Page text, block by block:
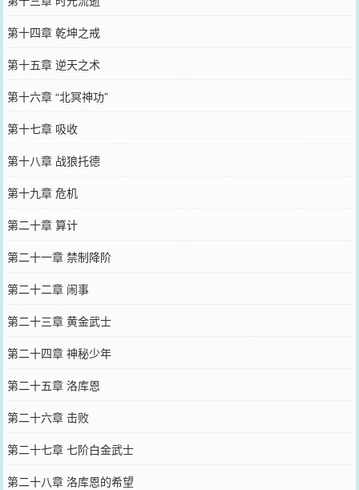
第十四章 乾坤之戒
第十五章 逆天之术
第十六章 “北冥神功”
第十七章 吸收
第十八章 战狼托德
第十九章 危机
第二十章 算计
第二十一章 禁制降阶
第二十二章 闹事
第二十三章 黄金武士
第二十四章 神秘少年
第二十五章 洛库恩
第二十六章 击败
第二十七章 七阶白金武士
第二十八章 洛库恩的希望